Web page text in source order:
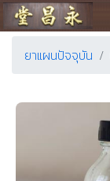
ร้านขายยา ย่งเชียงตึ๊ง
ยาแผนปัจจุบัน